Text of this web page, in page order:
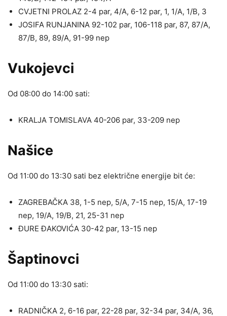
CVJETNI PROLAZ 2-4 par, 4/A, 6-12 par, 1, 1/A, 1/B, 3
JOSIFA RUNJANINA 92-102 par, 106-118 par, 87, 87/A,
87/B, 89, 89/A, 91-99 nep
Vukojevci
Od 08:00 do 14:00 sati:
KRALJA TOMISLAVA 40-206 par, 33-209 nep
Našice
Od 11:00 do 13:30 sati bez električne energije bit će:
ZAGREBAČKA 38, 1-5 nep, 5/A, 7-15 nep, 15/A, 17-19
nep, 19/A, 19/B, 21, 25-31 nep
ĐURE ĐAKOVIĆA 30-42 par, 13-15 nep
Šaptinovci
Od 11:00 do 13:30 sati:
RADNIČKA 2, 6-16 par, 22-28 par, 32-34 par, 34/A, 36,